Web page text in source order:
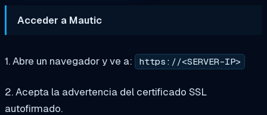
Acceder a Mautic
1. Abre un navegador y ve a: https://<SERVER-IP>
2. Acepta la advertencia del certificado SSL
autofirmado.